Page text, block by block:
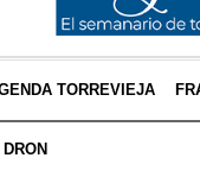
TORREVIEJA